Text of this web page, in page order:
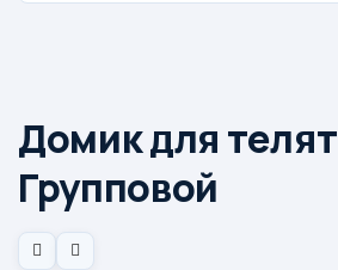
Домик для телят
Групповой